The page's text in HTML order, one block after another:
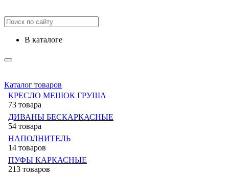
в каталоге
Каталог товаров
КРЕСЛО МЕШОК ГРУША
73 товара
ДИВАНЫ БЕСКАРКАСНЫЕ
54 товара
НАПОЛНИТЕЛЬ
14 товаров
ПУФЫ КАРКАСНЫЕ
213 товаров